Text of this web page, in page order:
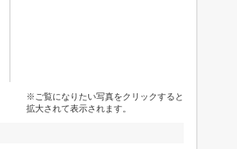
※ご覧になりたい写真をクリックすると
拡大されて表示されます。